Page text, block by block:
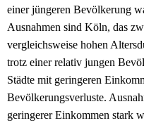
einer jüngeren Bevölkerung
Ausnahmen sind Köln, das
vergleichsweise hohen
trotz einer relativ jungen
Städte mit geringeren
Bevölkerungsverluste.
geringerer Einkommen stark